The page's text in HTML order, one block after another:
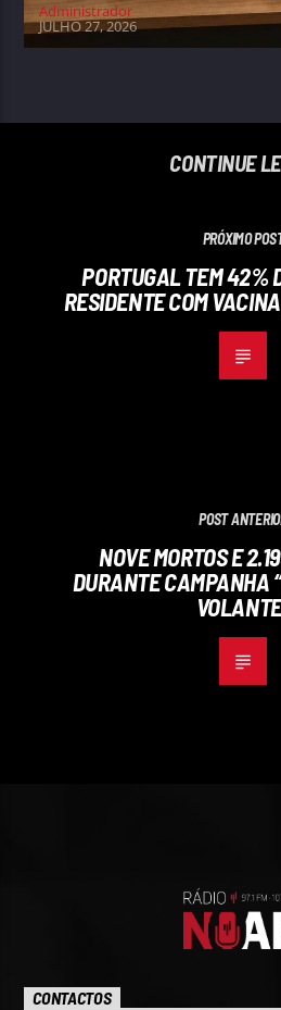
Administrador
JULHO 27, 2026
CONTINUE
PRÓXIMO
PORTUGAL TEM 42%
RESIDENTE COM
POST
NOVE MORTOS E
DURANTE CAMPANHA
CONTACTOS